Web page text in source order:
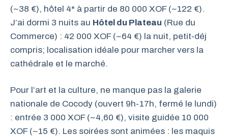
(~38 €), hôtel 4* à partir de 80 000 XOF (~122 €).
J’ai dormi 3 nuits au Hôtel du Plateau (Rue du
Commerce) : 42 000 XOF (~64 €) la nuit, petit-déj
compris; localisation idéale pour marcher vers la
cathédrale et le marché.
Pour l’art et la culture, ne manque pas la galerie
nationale de Cocody (ouvert 9h-17h, fermé le lundi)
: entrée 3 000 XOF (~4,60 €), visite guidée 10 000
XOF (~15 €). Les soirées sont animées : les maquis